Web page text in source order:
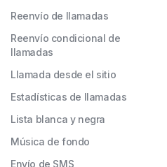
Reenvío de llamadas
Reenvío condicional de
llamadas
Llamada desde el sitio
Estadísticas de llamadas
Lista blanca y negra
Música de fondo
Envío de SMS